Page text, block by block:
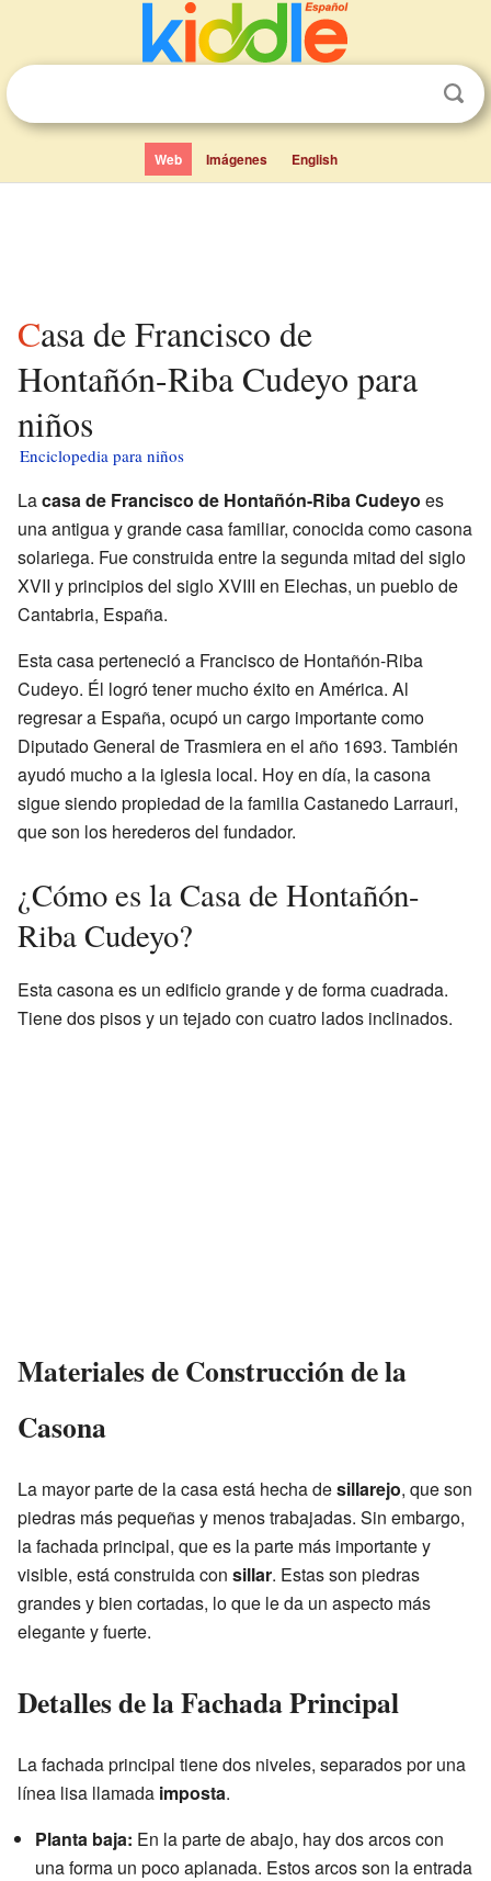
Web Imágenes English
Casa de Francisco de
Hontañón-Riba Cudeyo para
niños
Enciclopedia para niños
Lacasa de Francisco de Hontañón-Riba Cudeyo es
una antigua y grande casa familiar, conocida como casona
solariega. Fue construida entre la segunda mitad del siglo
XVII y principios del siglo XVIII en Elechas, un pueblo de
Cantabria, España.
Esta casa perteneció a Francisco de Hontañón-Riba
Cudeyo. Él logró tener mucho éxito en América. Al
regresar a España, ocupó un cargo importante como
Diputado General de Trasmiera en el año 1693. También
ayudó mucho a la iglesia local. Hoy en día, la casona
sigue siendo propiedad de la familia Castanedo Larrauri,
que son los herederos del fundador.
¿Cómo es la Casa de Hontañón-
Riba Cudeyo?
Esta casona es un edificio grande y de forma cuadrada.
Tiene dos pisos y un tejado con cuatro lados inclinados.
Materiales de Construcción de la
Casona
La mayor parte de la casa está hecha desillarejo, que son
piedras más pequeñas y menos trabajadas. Sin embargo,
la fachada principal, que es la parte más importante y
visible, está construida con sillar. Estas son piedras
grandes y bien cortadas, lo que le da un aspecto más
elegante y fuerte.
Detalles de la Fachada Principal
La fachada principal tiene dos niveles, separados por una
línea lisa llamada imposta.
Planta baja: En la parte de abajo, hay dos arcos con
una forma un poco aplanada. Estos arcos son la entrada